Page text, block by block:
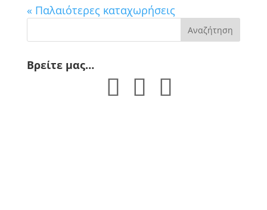
« Παλαιότερες καταχωρήσεις
Βρείτε μας…